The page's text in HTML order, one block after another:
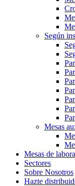
Según
Mesas
Mesas de
Sectores
Sobre Nosotros
Hazte